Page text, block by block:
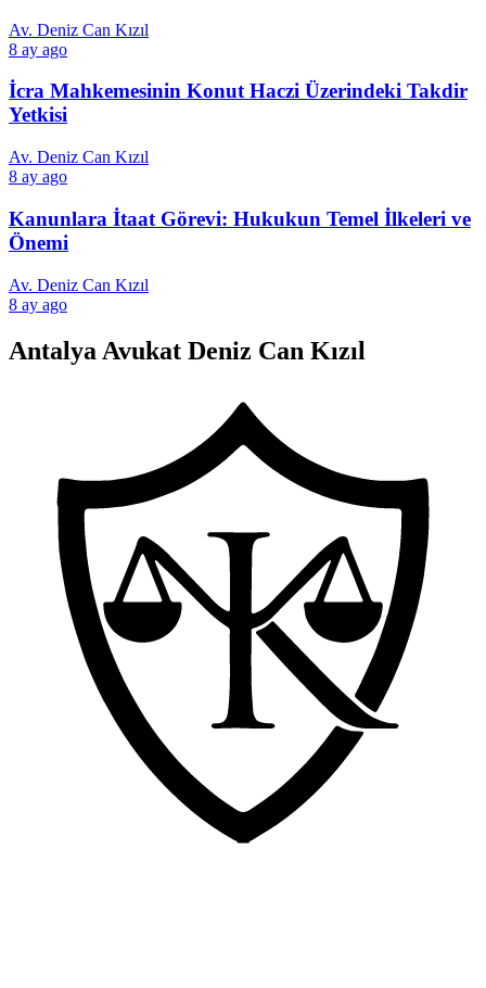
Av. Deniz Can Kızıl
8 ay ago
İcra Mahkemesinin Konut Haczi Üzerindeki Takdir
Yetkisi
Av. Deniz Can Kızıl
8 ay ago
Kanunlara İtaat Görevi: Hukukun Temel İlkeleri ve
Önemi
Av. Deniz Can Kızıl
8 ay ago
Antalya Avukat Deniz Can Kızıl